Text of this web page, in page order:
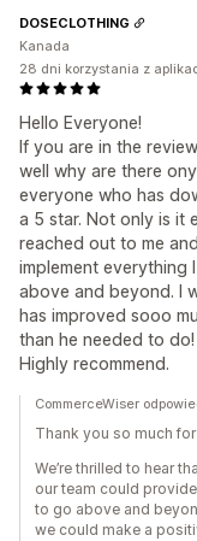
Hello Everyone!
If you are in the
well why are there
everyone who has
a 5 star. Not only is it
reached out to me
implement everything
above and beyond. I
has improved sooo
than he needed to do!
Highly recommend.
DOSECLOTHING
Kanada
28 dni korzystania z
CommerceWiser
Thank you so much
We’re thrilled to hear
our team could
to go above and
we could make a